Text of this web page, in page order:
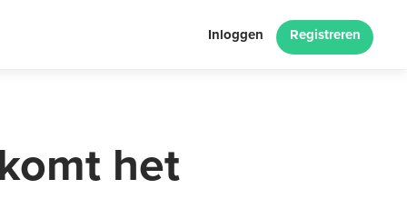
Inloggen Registreren
het